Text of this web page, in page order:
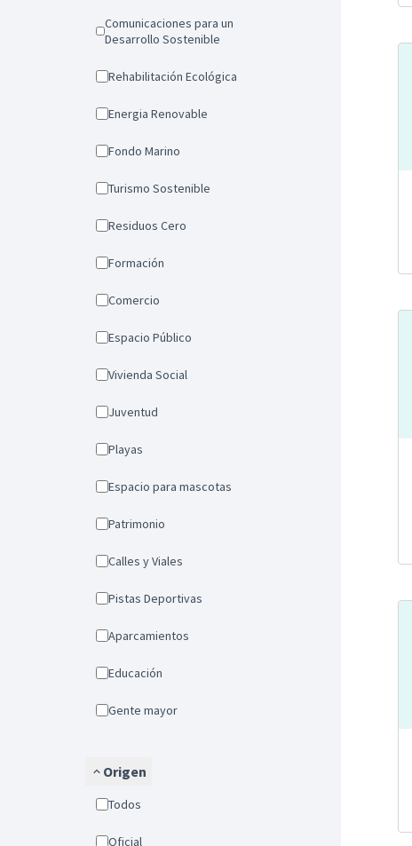
Comunicaciones para un
Desarrollo Sostenible
Rehabilitación Ecológica
Energia Renovable
Fondo Marino
Turismo Sostenible
Residuos Cero
Formación
Comercio
Espacio Público
Vivienda Social
Juventud
Playas
Espacio para mascotas
Patrimonio
Calles y Viales
Pistas Deportivas
Aparcamientos
Educación
Gente mayor
Origen
Todos
Oficial